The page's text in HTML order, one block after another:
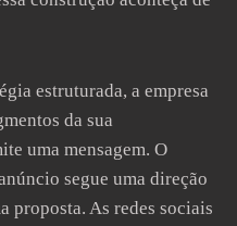
estruturada, a empresa
da sua
uma mensagem. O
segue uma direção
proposta. As redes sociais